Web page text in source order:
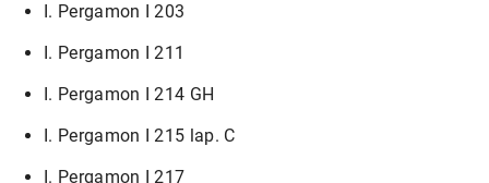
I. Pergamon I 203
I. Pergamon I 211
I. Pergamon I 214 GH
I. Pergamon I 215 lap. C
I. Pergamon I 217